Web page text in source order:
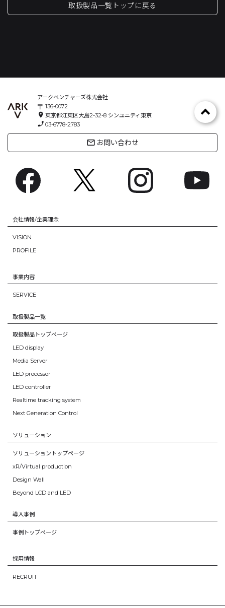
取扱製品一覧トップに戻る
アークベンチャーズ株式会社
〒 136-0072
location_on 東京都江東区大島2-32-8 シンユニティ東京
phone_enabled 03-6778-2783
mail_outline お問い合わせ
会社情報/企業理念
VISION
PROFILE
事業内容
SERVICE
取扱製品一覧
取扱製品トップページ
LED display
Media Server
LED processor
LED controller
Realtime tracking system
Next Generation Control
ソリューション
ソリューショントップページ
xR/Virtual production
Design Wall
Beyond LCD and LED
導入事例
事例トップページ
採用情報
RECRUIT